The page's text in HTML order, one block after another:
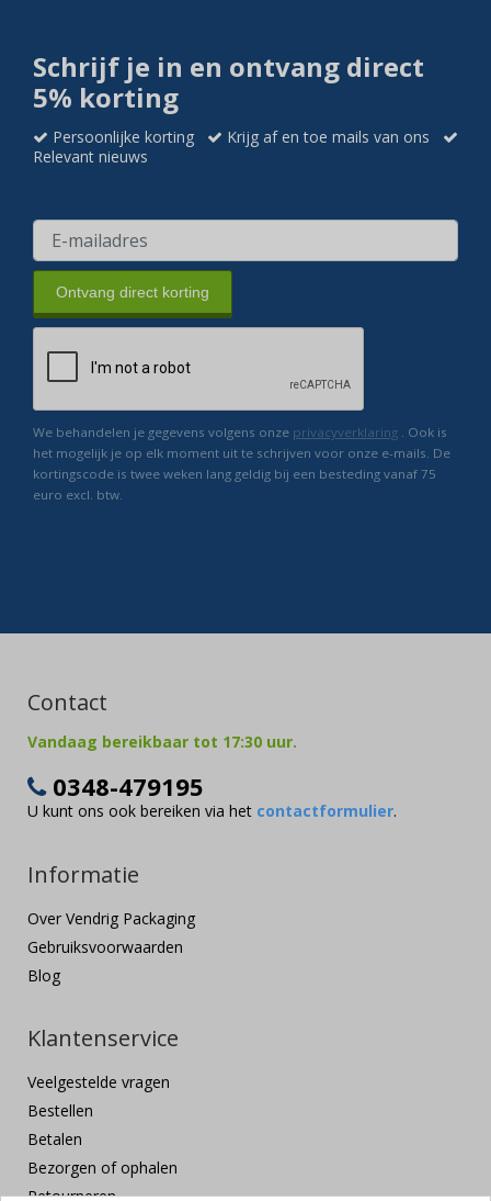
Schrijf je in en ontvang direct
5% korting
Persoonlijke korting
Krijg af en toe mails van ons
Relevant nieuws
Ontvang direct korting
We behandelen je gegevens volgens onze privacyverklaring . Ook is
het mogelijk je op elk moment uit te schrijven voor onze e-mails. De
kortingscode is twee weken lang geldig bij een besteding vanaf 75
euro excl. btw.
Contact
Vandaag bereikbaar tot 17:30 uur.
0348-479195
U kunt ons ook bereiken via het contactformulier.
Informatie
Over Vendrig Packaging
Gebruiksvoorwaarden
Blog
Klantenservice
Veelgestelde vragen
Bestellen
Betalen
Bezorgen of ophalen
Retourneren